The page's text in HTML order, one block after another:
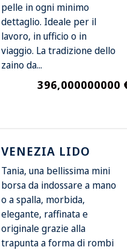
pelle in ogni minimo
dettaglio. Ideale per il
lavoro, in ufficio o in
viaggio. La tradizione dello
zaino da...
396,000000000
VENEZIA LIDO
Tania, una bellissima mini
borsa da indossare a mano
o a spalla, morbida,
elegante, raffinata e
originale grazie alla
trapunta a forma di rombi